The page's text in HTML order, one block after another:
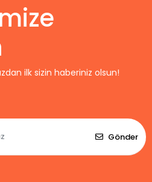
ilk sizin haberiniz olsun!
Gönder